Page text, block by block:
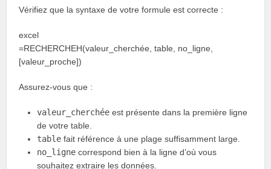
Vérifiez que la syntaxe de votre formule est correcte :
excel
=RECHERCHEH(valeur_cherchée, table, no_ligne,
[valeur_proche])
Assurez-vous que :
valeur_cherchée est présente dans la première ligne
de votre table.
table fait référence à une plage suffisamment large.
no_ligne correspond bien à la ligne d’où vous
souhaitez extraire les données.